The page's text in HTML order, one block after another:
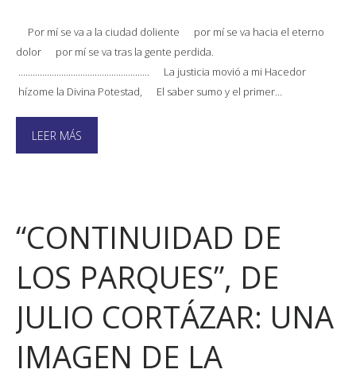
Por mí se va a la ciudad doliente por mí se va hacia el eterno
dolor por mí se va tras la gente perdida.
....................................................... La justicia movió a mi Hacedor
hízome la Divina Potestad, El saber sumo y el primer…
LEER MÁS
“CONTINUIDAD DE
LOS PARQUES”, DE
JULIO CORTÁZAR: UNA
IMAGEN DE LA